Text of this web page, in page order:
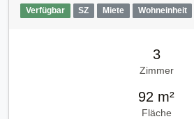
Verfügbar SZ Miete Wohneinheit
3
Zimmer
92 m²
Fläche